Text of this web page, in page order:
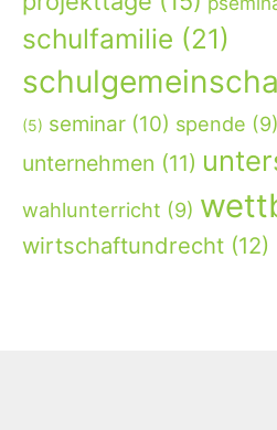
schulfamilie (21)
(5) seminar (10) spende (9)
unternehmen (11)
wahlunterricht (9)
wirtschaftundrecht (12)